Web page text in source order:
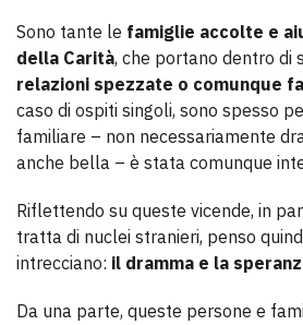
Sono tante le famiglie accolte e
della Carità, che portano dentro di
relazioni spezzate o comunque
caso di ospiti singoli, sono spesso
familiare – non necessariamente
anche bella – è stata comunque
Riflettendo su queste vicende, in
tratta di nuclei stranieri, penso
intrecciano: il dramma e la
Da una parte, queste persone e